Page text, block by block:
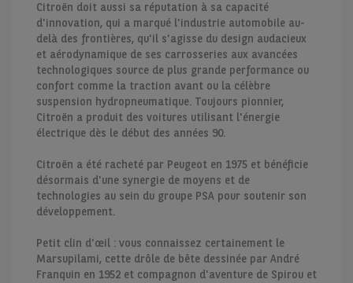
Citroën doit aussi sa réputation à sa capacité
d'innovation, qui a marqué l'industrie automobile au-
delà des frontières, qu'il s'agisse du design audacieux
et aérodynamique de ses carrosseries aux avancées
technologiques source de plus grande performance ou
confort comme la traction avant ou la célèbre
suspension hydropneumatique. Toujours pionnier,
Citroën a produit des voitures utilisant l'énergie
électrique dès le début des années 90.
Citroën a été racheté par Peugeot en 1975 et bénéficie
désormais d'une synergie de moyens et de
technologies au sein du groupe PSA pour soutenir son
développement.
Petit clin d'œil : vous connaissez certainement le
Marsupilami, cette drôle de bête dessinée par André
Franquin en 1952 et compagnon d'aventure de Spirou et